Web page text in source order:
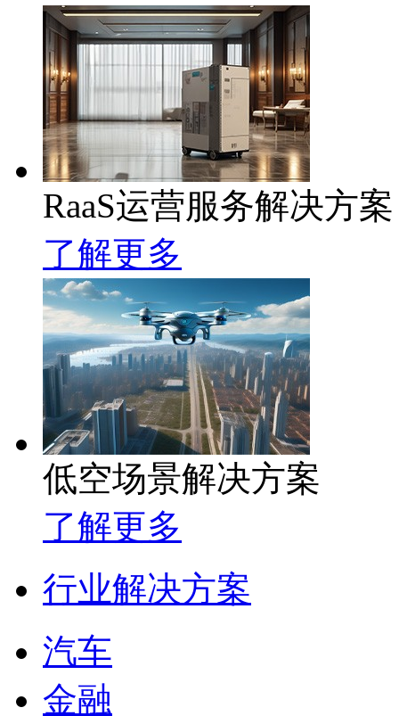
RaaS运营服务解决方案
了解更多
低空场景解决方案
了解更多
行业解决方案
汽车
金融